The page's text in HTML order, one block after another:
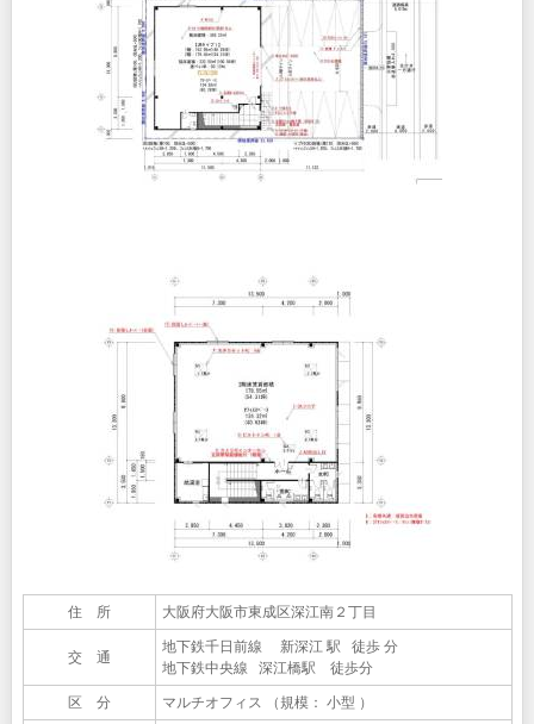
住 所 大阪府大阪市東成区深江南２丁目
交 通
地下鉄千日前線 新深江 駅 徒歩 分
地下鉄中央線 深江橋駅 徒歩分
区 分 マルチオフィス （規模： 小型 ）